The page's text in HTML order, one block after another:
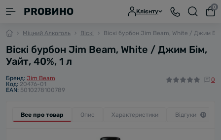
PROВИНО Клієнту
0
Міцний Алкоголь Віскі Віскі бурбон Jim Beam, White / Джим
Віскі бурбон Jim Beam, White / Джим Бім,
Уайт, 40%, 1 л
Бренд: Jim Beam
Код: 20476-01
EAN: 5010278100789
0
Все про товар Опис Характеристики Відгуки 0